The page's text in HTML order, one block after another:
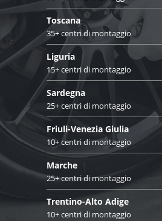
Toscana
35+ centri di montaggio
Liguria
15+ centri di montaggio
Sardegna
25+ centri di montaggio
Friuli-Venezia Giulia
10+ centri di montaggio
Marche
25+ centri di montaggio
Trentino-Alto Adige
10+ centri di montaggio